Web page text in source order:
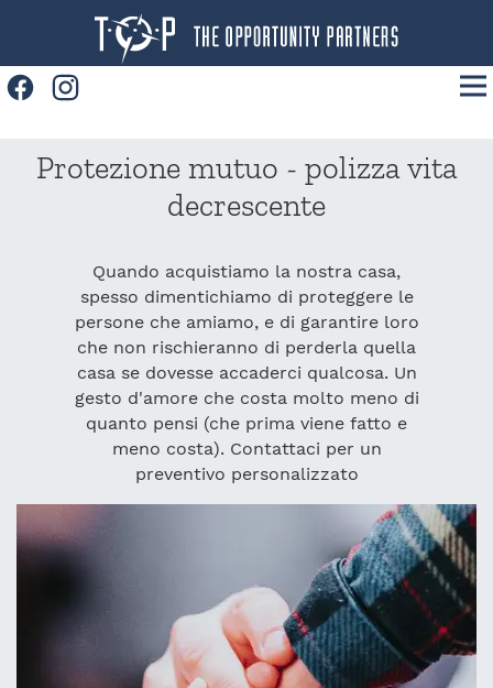
FacebookInstagram
News
Contatti
Lavora con noi
Protezione mutuo - polizza vita
decrescente
Quando acquistiamo la nostra casa,
spesso dimentichiamo di proteggere le
persone che amiamo, e di garantire loro
che non rischieranno di perderla quella
casa se dovesse accaderci qualcosa. Un
gesto d'amore che costa molto meno di
quanto pensi (che prima viene fatto e
meno costa). Contattaci per un
preventivo personalizzato